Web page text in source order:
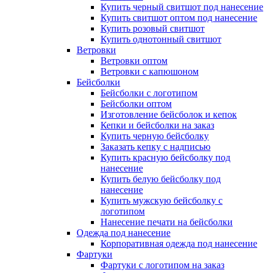
Купить черный свитшот под нанесение
Купить свитшот оптом под нанесение
Купить розовый свитшот
Купить однотонный свитшот
Ветровки
Ветровки оптом
Ветровки с капюшоном
Бейсболки
Бейсболки с логотипом
Бейсболки оптом
Изготовление бейсболок и кепок
Кепки и бейсболки на заказ
Купить черную бейсболку
Заказать кепку с надписью
Купить красную бейсболку под
нанесение
Купить белую бейсболку под
нанесение
Купить мужскую бейсболку с
логотипом
Нанесение печати на бейсболки
Одежда под нанесение
Корпоративная одежда под нанесение
Фартуки
Фартуки с логотипом на заказ